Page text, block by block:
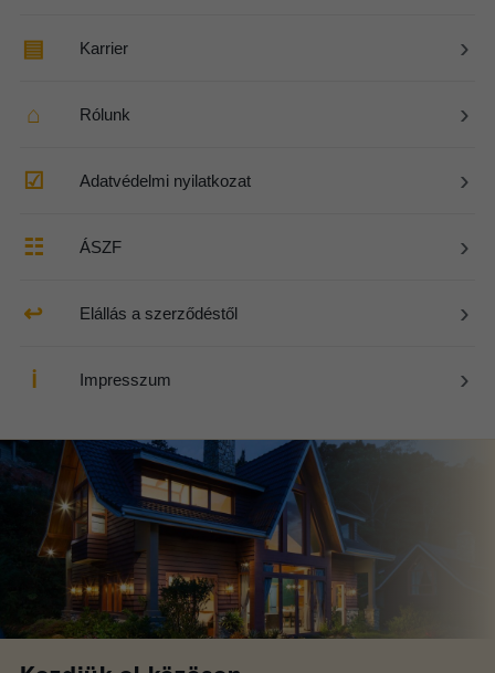
▤ Karrier ›
⌂ Rólunk ›
☑ Adatvédelmi nyilatkozat ›
☷ ÁSZF ›
↩ Elállás a szerződéstől ›
ℹ Impresszum ›